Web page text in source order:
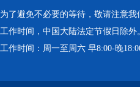
为了避免不必要的等待，敬请注意
工作时间，中国大陆法定节假日除外
工作时间：周一至周六 早8:00-晚